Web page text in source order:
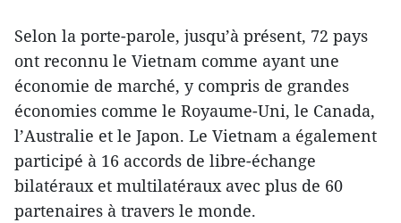
Selon la porte-parole, jusqu’à présent, 72 pays
ont reconnu le Vietnam comme ayant une
économie de marché, y compris de grandes
économies comme le Royaume-Uni, le Canada,
l’Australie et le Japon. Le Vietnam a également
participé à 16 accords de libre-échange
bilatéraux et multilatéraux avec plus de 60
partenaires à travers le monde.